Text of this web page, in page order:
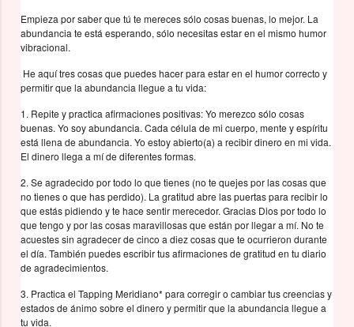
Empieza por saber que tú te mereces sólo cosas buenas, lo mejor. La
abundancia te está esperando, sólo necesitas estar en el mismo humor
vibracional.
He aquí tres cosas que puedes hacer para estar en el humor correcto y
permitir que la abundancia llegue a tu vida:
1. Repite y practica afirmaciones positivas: Yo merezco sólo cosas
buenas. Yo soy abundancia. Cada célula de mi cuerpo, mente y espíritu
está llena de abundancia. Yo estoy abierto(a) a recibir dinero en mi vida.
El dinero llega a mí de diferentes formas.
2. Se agradecido por todo lo que tienes (no te quejes por las cosas que
no tienes o que has perdido). La gratitud abre las puertas para recibir lo
que estás pidiendo y te hace sentir merecedor. Gracias Dios por todo lo
que tengo y por las cosas maravillosas que están por llegar a mí. No te
acuestes sin agradecer de cinco a diez cosas que te ocurrieron durante
el día. También puedes escribir tus afirmaciones de gratitud en tu diario
de agradecimientos.
3. Practica el Tapping Meridiano* para corregir o cambiar tus creencias y
estados de ánimo sobre el dinero y permitir que la abundancia llegue a
tu vida.